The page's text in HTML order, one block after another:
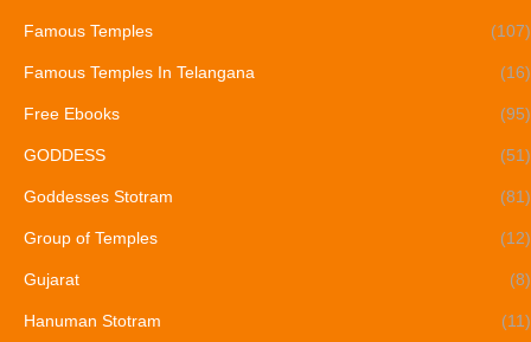
Famous Temples (107)
Famous Temples In Telangana (16)
Free Ebooks (95)
GODDESS (51)
Goddesses Stotram (81)
Group of Temples (12)
Gujarat (8)
Hanuman Stotram (11)